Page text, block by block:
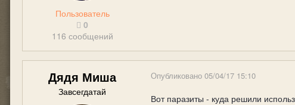
Пользователь
0
116 сообщений
Дядя Миша
Завсегдатай
Опубликовано 05/04/17 15:10
Вот паразиты - куда решили